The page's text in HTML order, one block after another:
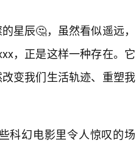
星辰🤔，虽然看似遥远，
，正是这样一种存在。它
变我们生活轨迹、重塑我
科幻电影里令人惊叹的场